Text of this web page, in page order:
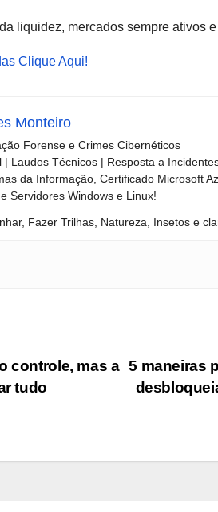
liquidez, mercados sempre ativos
Clique Aqui!
Monteiro
Forense e Crimes Cibernéticos
| Laudos Técnicos | Resposta a
da Informação, Certificado Microsoft
Servidores Windows e Linux!
Fazer Trilhas, Natureza, Insetos e
5 maneiras
controle, mas a
tudo